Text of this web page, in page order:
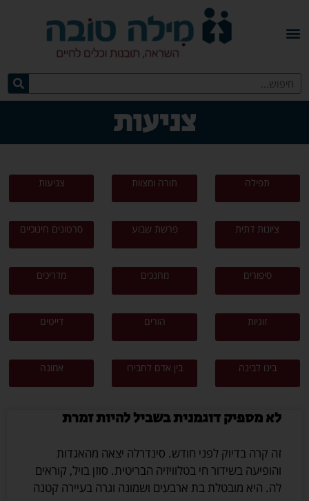
צניעות
תפילה תורה ומצוות צניעות
ציונות דתית פרשת שבוע סרטונים חינוכיים
סיפורים מחנכים מדריכים
זוגיות הורים דייטים
בינו לבינה בין אדם לחבירו אמונה
לא מספיק דוגמנית בשביל להיות זמרת
זה קרה בדיוק לפני חודש. סינדרלה יצאה מהאגדות
והופיעה בשידור חי בטלוויזיה הבריטית. סוזן בויל, קוראים
לה. היא מובטלת בת ארבעים ושמונה וגרה בעיירה קטנה